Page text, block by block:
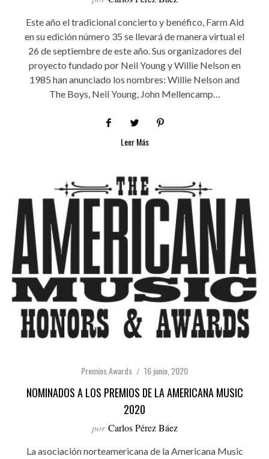
Este año el tradicional concierto y benéfico, Farm Aid
en su edición número 35 se llevará de manera virtual el
26 de septiembre de este año. Sus organizadores del
proyecto fundado por Neil Young y Willie Nelson en
1985 han anunciado los nombres: Willie Nelson and
The Boys, Neil Young, John Mellencamp…
Leer Más
Premios Awards 16 junio, 2020
NOMINADOS A LOS PREMIOS DE LA AMERICANA MUSIC
2020
por Carlos Pérez Báez
La asociación norteamericana de la Americana Music